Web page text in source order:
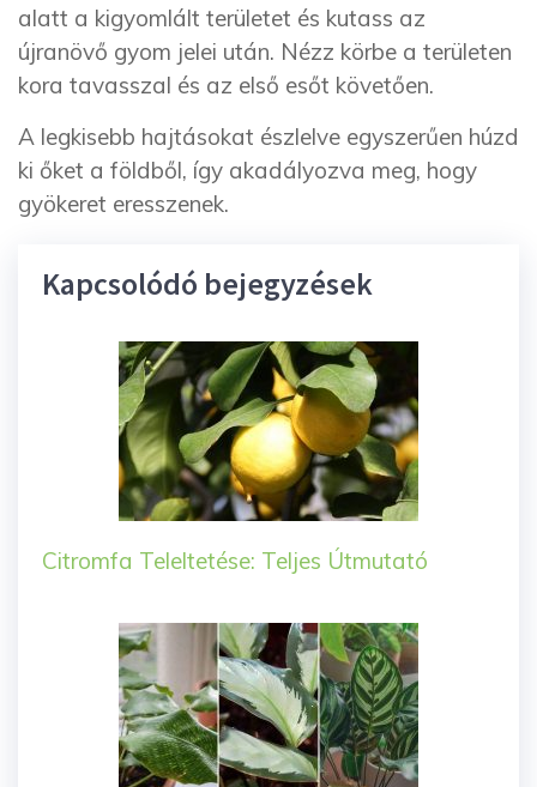
alatt a kigyomlált területet és kutass az
újranövő gyom jelei után. Nézz körbe a területen
kora tavasszal és az első esőt követően.
A legkisebb hajtásokat észlelve egyszerűen húzd
ki őket a földből, így akadályozva meg, hogy
gyökeret eresszenek.
Kapcsolódó bejegyzések
Citromfa Teleltetése: Teljes Útmutató